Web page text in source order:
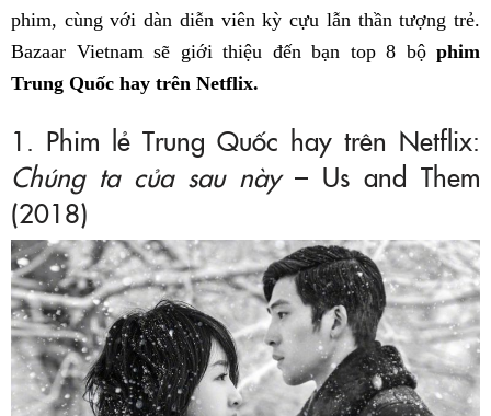
phim, cùng với dàn diễn viên kỳ cựu lẫn thần tượng trẻ.
Bazaar Vietnam sẽ giới thiệu đến bạn top 8 bộ phim
Trung Quốc hay trên Netflix.
1. Phim lẻ Trung Quốc hay trên Netflix:
Chúng ta của sau này– Us and Them
(2018)